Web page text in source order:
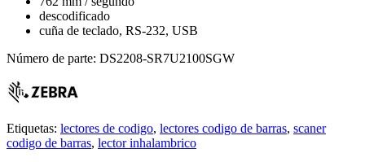
descodificado
cuña de teclado, RS-232, USB
Número de parte: DS2208-SR7U2100SGW
Etiquetas: lectores de codigo, lectores codigo de barras, scaner
codigo de barras, lector inhalambrico